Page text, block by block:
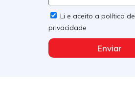
Li e aceito a política de
privacidade
Enviar